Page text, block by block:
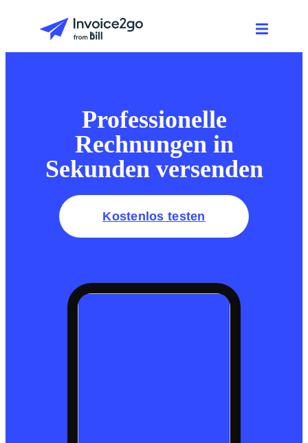
Professionelle
Rechnungen in
Sekunden versenden
Kostenlos testen